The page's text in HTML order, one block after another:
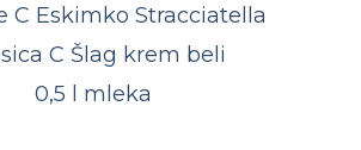
C Eskimko Stracciatella
C Šlag krem beli
0,5 l mleka